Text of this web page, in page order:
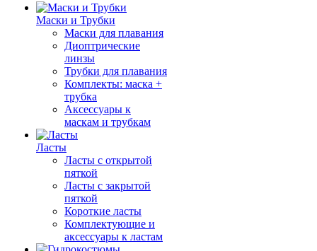
Маски и Трубки
Маски для плавания
Диоптрические
линзы
Трубки для плавания
Комплекты: маска +
трубка
Аксессуары к
маскам и трубкам
Ласты
Ласты с открытой
пяткой
Ласты с закрытой
пяткой
Короткие ласты
Комплектующие и
аксессуары к ластам